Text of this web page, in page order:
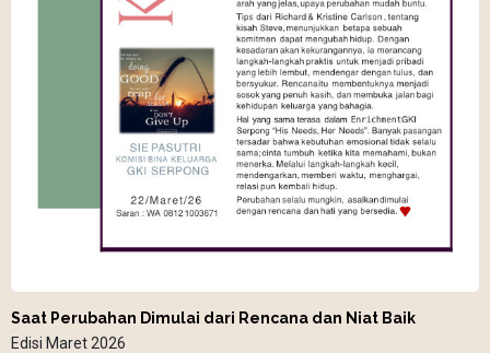
Saat Perubahan Dimulai dari Rencana dan Niat Baik
Edisi Maret 2026